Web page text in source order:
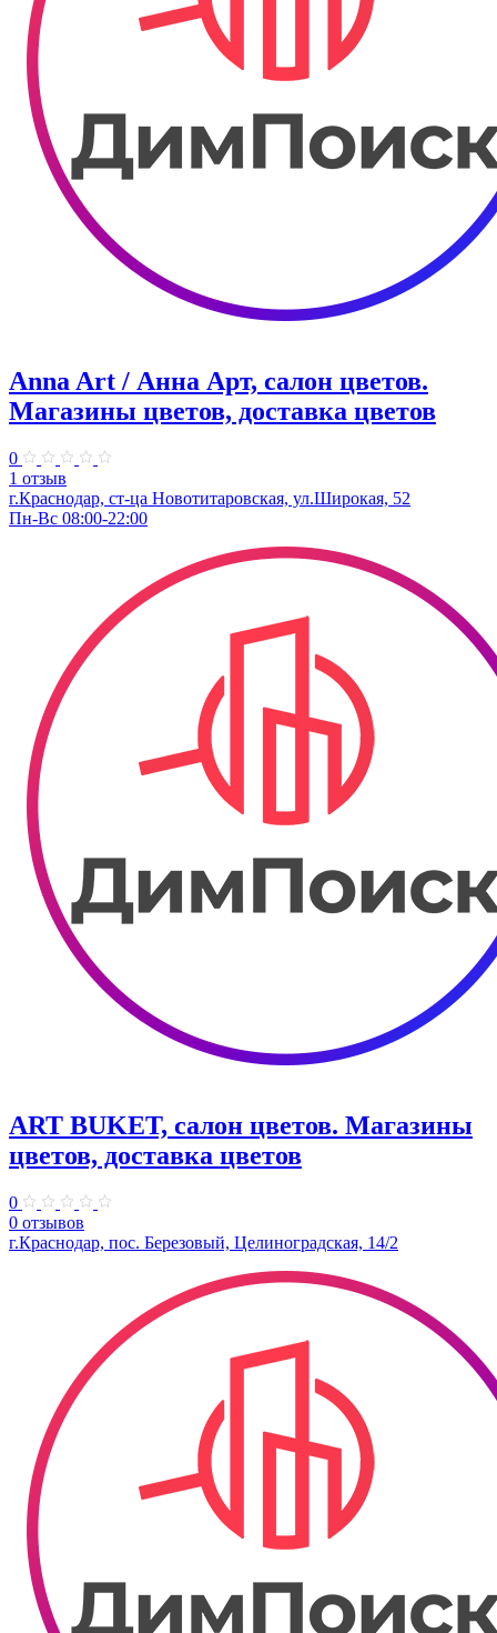
Anna Art / Анна Арт, салон цветов.
Магазины цветов, доставка цветов
0
1 отзыв
г.Краснодар, ст-ца Новотитаровская, ул.Широкая, 52
Пн-Вс 08:00-22:00
ART BUKET, салон цветов. Магазины
цветов, доставка цветов
0
0 отзывов
г.Краснодар, пос. Березовый, Целиноградская, 14/2